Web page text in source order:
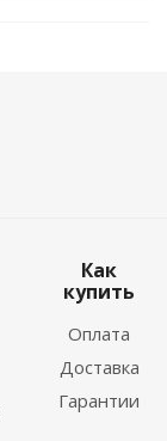
Как
купить
Оплата
Доставка
Гарантии